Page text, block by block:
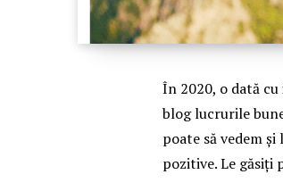
În 2020, o dată
blog lucrurile
poate să vedem
pozitive. Le găsiți